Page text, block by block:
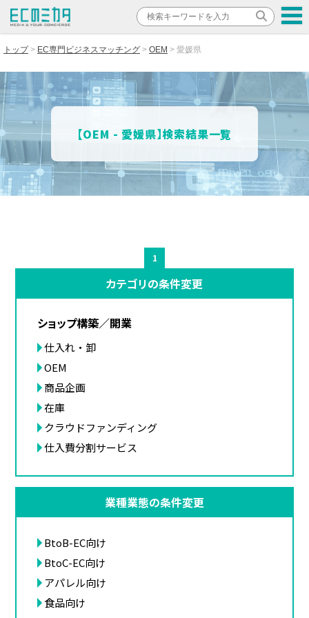
トップ EC専門ビジネスマッチング OEM 愛媛県
【OEM - 愛媛県】検索結果一覧
1
カテゴリの条件変更
ショップ構築／開業
仕入れ・卸
OEM
商品企画
在庫
クラウドファンディング
仕入費分割サービス
業種業態の条件変更
BtoB-EC向け
BtoC-EC向け
アパレル向け
食品向け